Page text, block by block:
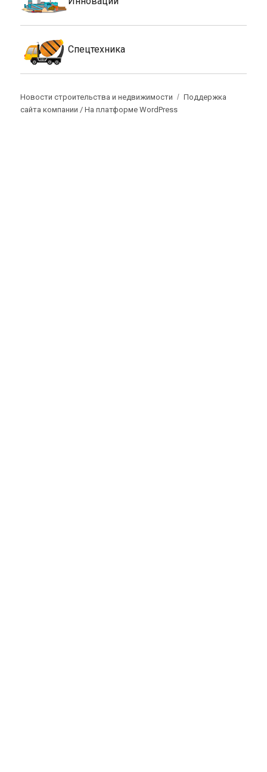
Спецтехника
Новости строительства и недвижимости
Поддержка
сайта компании /На платформе WordPress